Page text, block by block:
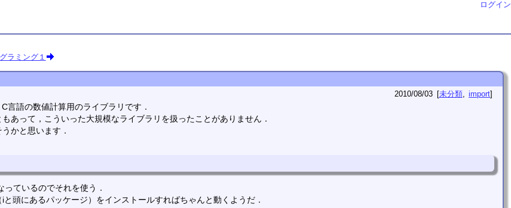
ログイン
ラミング１
2010/08/03 未分類 import
言語の数値計算用のライブラリです．
あって，こういった大規模なライブラリを扱ったことがありません．
かと思います．
ているのでそれを使う．
頭にあるパッケージ）をインストールすればちゃんと動くようだ．